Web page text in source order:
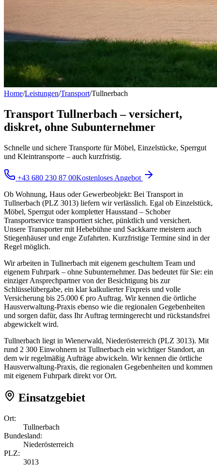
Home/Leistungen/Transport/Tullnerbach
Transport Tullnerbach – versichert,
diskret, ohne Subunternehmer
Schnelle und sichere Transporte für Möbel, Einzelstücke, Sperrgut
und Kleintransporte – auch kurzfristig.
+43 680 230 87 00Kostenloses Angebot
Ob Wohnung, Haus oder Gewerbeobjekt: Bei Transport in
Tullnerbach (PLZ 3013) liefern wir verlässlich. Egal ob Einzelstück,
Möbel, Sperrgut oder kompletter Hausstand – Schober
Transportservice transportiert sicher, pünktlich und versichert.
Unsere Transporter mit Hebebühne und Sackkarre meistern auch
Stiegenhäuser und enge Zufahrten. Kurzfristige Termine sind in der
Regel möglich.
Wir arbeiten in Tullnerbach mit eigenem geschultem Team und
eigenem Fuhrpark – ohne Subunternehmer. Das bedeutet für Sie: ein
einziger Ansprechpartner von der Besichtigung bis zur
Schlüsselübergabe, ein klar kalkulierter Fixpreis und volle
Versicherung bis 25.000 € pro Auftrag. Wir kennen die örtliche
Hausverwaltung-Praxis ebenso wie die regionalen Gegebenheiten
und sorgen dafür, dass Ihr Auftrag termingerecht und rückstandsfrei
abgewickelt wird.
Tullnerbach liegt in Wienerwald, Niederösterreich (PLZ 3013). Mit
rund 2 300 Einwohnern ist Tullnerbach ein wichtiger Standort, an
dem wir regelmäßig Aufträge abwickeln. Wir kennen die örtliche
Hausverwaltung-Praxis, die regionalen Gegebenheiten und kommen
mit eigenem Fuhrpark direkt vor Ort.
Einsatzgebiet
Ort:
Tullnerbach
Bundesland:
Niederösterreich
PLZ:
3013